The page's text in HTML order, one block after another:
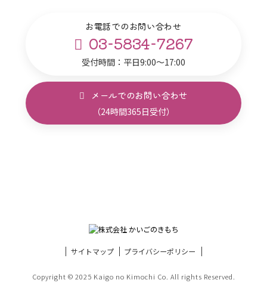
お電話でのお問い合わせ
03-5834-7267
受付時間：平日9:00～17:00
メールでのお問い合わせ
（24時間365日受付）
サイトマップ プライバシーポリシー
Copyright © 2025 Kaigo no Kimochi Co. All rights Reserved.